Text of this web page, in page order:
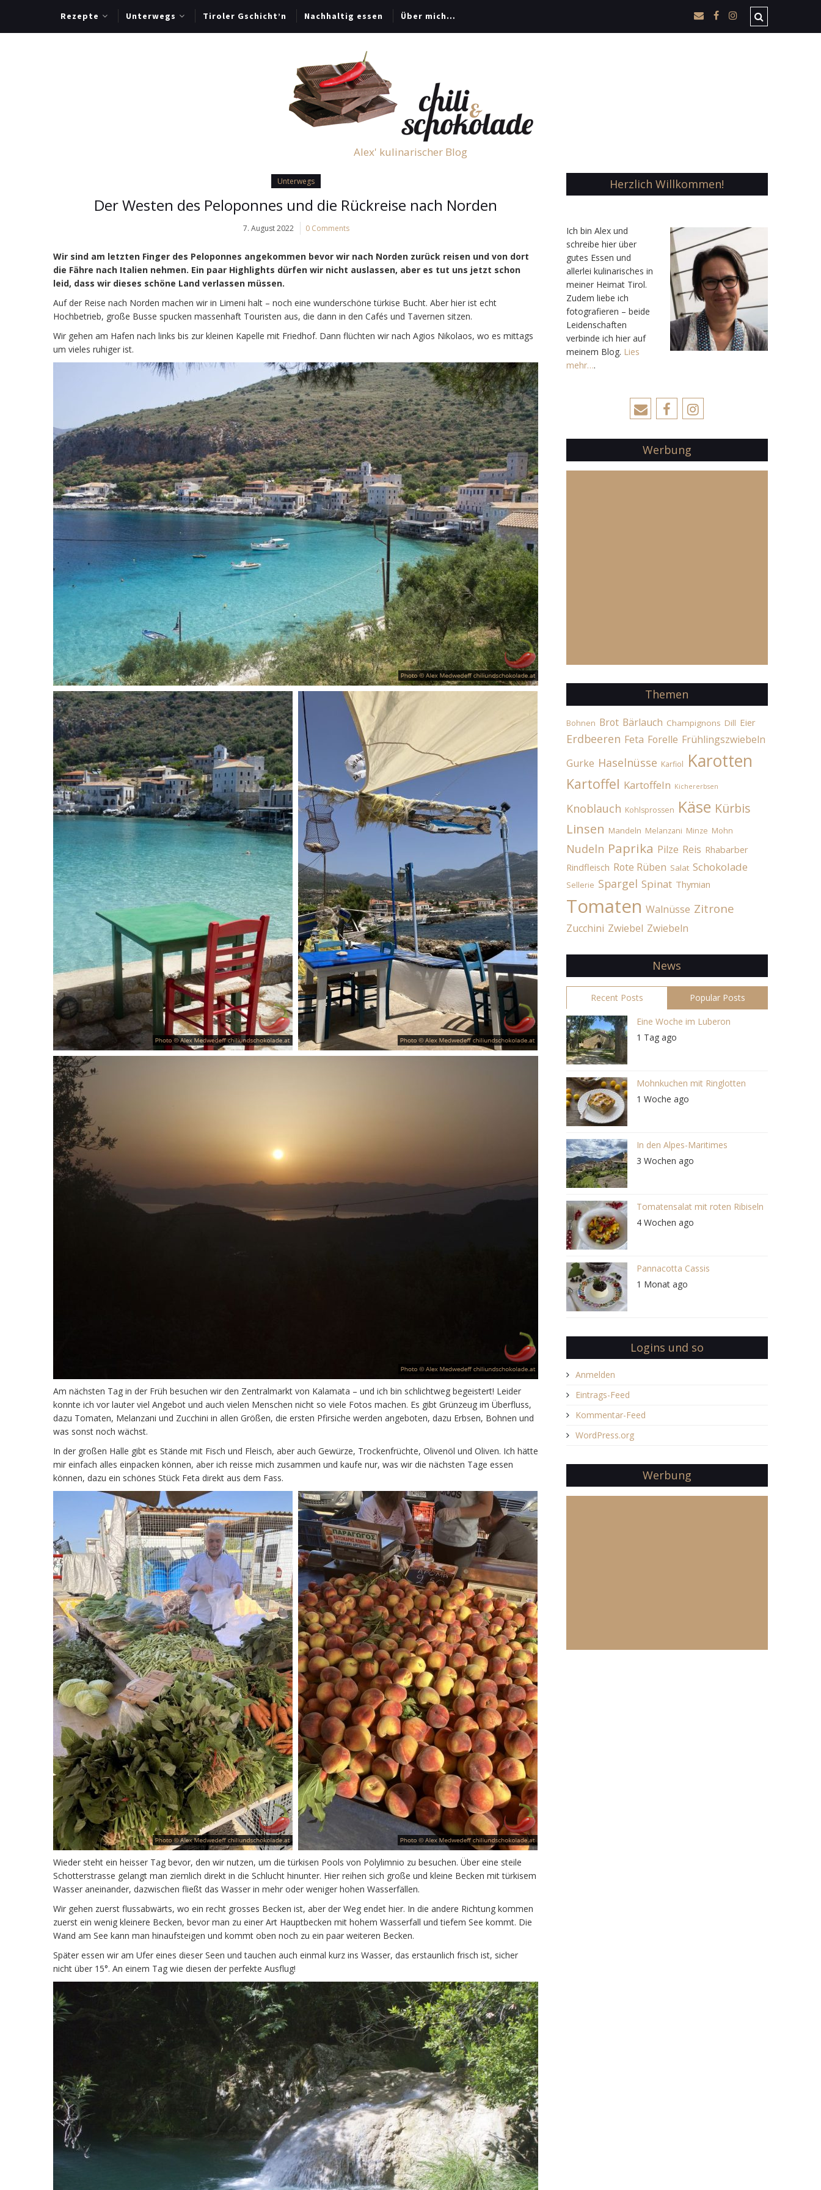
Rezepte Unterwegs Tiroler Gschicht’n Nachhaltig essen Über mich…
Alex' kulinarischer Blog
Unterwegs
Der Westen des Peloponnes und die Rückreise nach Norden
7. August 2022 0 Comments
Wir sind am letzten Finger des Peloponnes angekommen bevor wir nach Norden zurück reisen und von dort
die Fähre nach Italien nehmen. Ein paar Highlights dürfen wir nicht auslassen, aber es tut uns jetzt schon
leid, dass wir dieses schöne Land verlassen müssen.
Auf der Reise nach Norden machen wir in Limeni halt – noch eine wunderschöne türkise Bucht. Aber hier ist echt
Hochbetrieb, große Busse spucken massenhaft Touristen aus, die dann in den Cafés und Tavernen sitzen.
Wir gehen am Hafen nach links bis zur kleinen Kapelle mit Friedhof. Dann flüchten wir nach Agios Nikolaos, wo es mittags
um vieles ruhiger ist.
Am nächsten Tag in der Früh besuchen wir den Zentralmarkt von Kalamata – und ich bin schlichtweg begeistert! Leider
konnte ich vor lauter viel Angebot und auch vielen Menschen nicht so viele Fotos machen. Es gibt Grünzeug im Überfluss,
dazu Tomaten, Melanzani und Zucchini in allen Größen, die ersten Pfirsiche werden angeboten, dazu Erbsen, Bohnen und
was sonst noch wächst.
In der großen Halle gibt es Stände mit Fisch und Fleisch, aber auch Gewürze, Trockenfrüchte, Olivenöl und Oliven. Ich hätte
mir einfach alles einpacken können, aber ich reisse mich zusammen und kaufe nur, was wir die nächsten Tage essen
können, dazu ein schönes Stück Feta direkt aus dem Fass.
Wieder steht ein heisser Tag bevor, den wir nutzen, um die türkisen Pools von Polylimnio zu besuchen. Über eine steile
Schotterstrasse gelangt man ziemlich direkt in die Schlucht hinunter. Hier reihen sich große und kleine Becken mit türkisem
Wasser aneinander, dazwischen fließt das Wasser in mehr oder weniger hohen Wasserfällen.
Wir gehen zuerst flussabwärts, wo ein recht grosses Becken ist, aber der Weg endet hier. In die andere Richtung kommen
zuerst ein wenig kleinere Becken, bevor man zu einer Art Hauptbecken mit hohem Wasserfall und tiefem See kommt. Die
Wand am See kann man hinaufsteigen und kommt oben noch zu ein paar weiteren Becken.
Später essen wir am Ufer eines dieser Seen und tauchen auch einmal kurz ins Wasser, das erstaunlich frisch ist, sicher
nicht über 15°. An einem Tag wie diesen der perfekte Ausflug!
Herzlich Willkommen!
Ich bin Alex und
schreibe hier über
gutes Essen und
allerlei kulinarisches in
meiner Heimat Tirol.
Zudem liebe ich
fotografieren – beide
Leidenschaften
verbinde ich hier auf
meinem Blog. Lies
mehr….
Werbung
Themen
Bohnen Brot Bärlauch Champignons Dill Eier
Erdbeeren Feta Forelle Frühlingszwiebeln
Gurke Haselnüsse Karfiol Karotten
Kartoffel Kartoffeln Kichererbsen
Knoblauch Kohlsprossen Käse Kürbis
Linsen Mandeln Melanzani Minze Mohn
Nudeln Paprika Pilze Reis Rhabarber
Rindfleisch Rote Rüben Salat Schokolade
Sellerie Spargel Spinat Thymian
Tomaten Walnüsse Zitrone
Zucchini Zwiebel Zwiebeln
News
Recent Posts Popular Posts
Eine Woche im Luberon
1 Tag ago
Mohnkuchen mit Ringlotten
1 Woche ago
In den Alpes-Maritimes
3 Wochen ago
Tomatensalat mit roten Ribiseln
4 Wochen ago
Pannacotta Cassis
1 Monat ago
Logins und so
Anmelden
Eintrags-Feed
Kommentar-Feed
WordPress.org
Werbung